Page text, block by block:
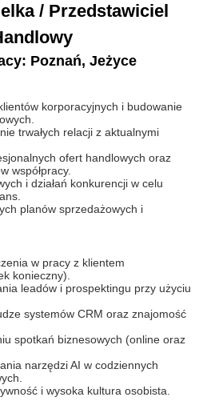
/ Przedstawiciel
Poznań, Jeżyce
korporacyjnych i budowanie
trwałych relacji z aktualnymi
ofert handlowych oraz
współpracy.
i działań konkurencji w celu
planów sprzedażowych i
w pracy z klientem
konieczny).
leadów i prospektingu przy użyciu
systemów CRM oraz znajomość
spotkań biznesowych (online oraz
narzędzi AI w codziennych
i wysoka kultura osobista.